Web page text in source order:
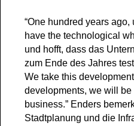
“One hundred years
have the technological
und hofft, dass das
zum Ende des Jahres
We take this
developments, we will
business.” Enders
Stadtplanung und die